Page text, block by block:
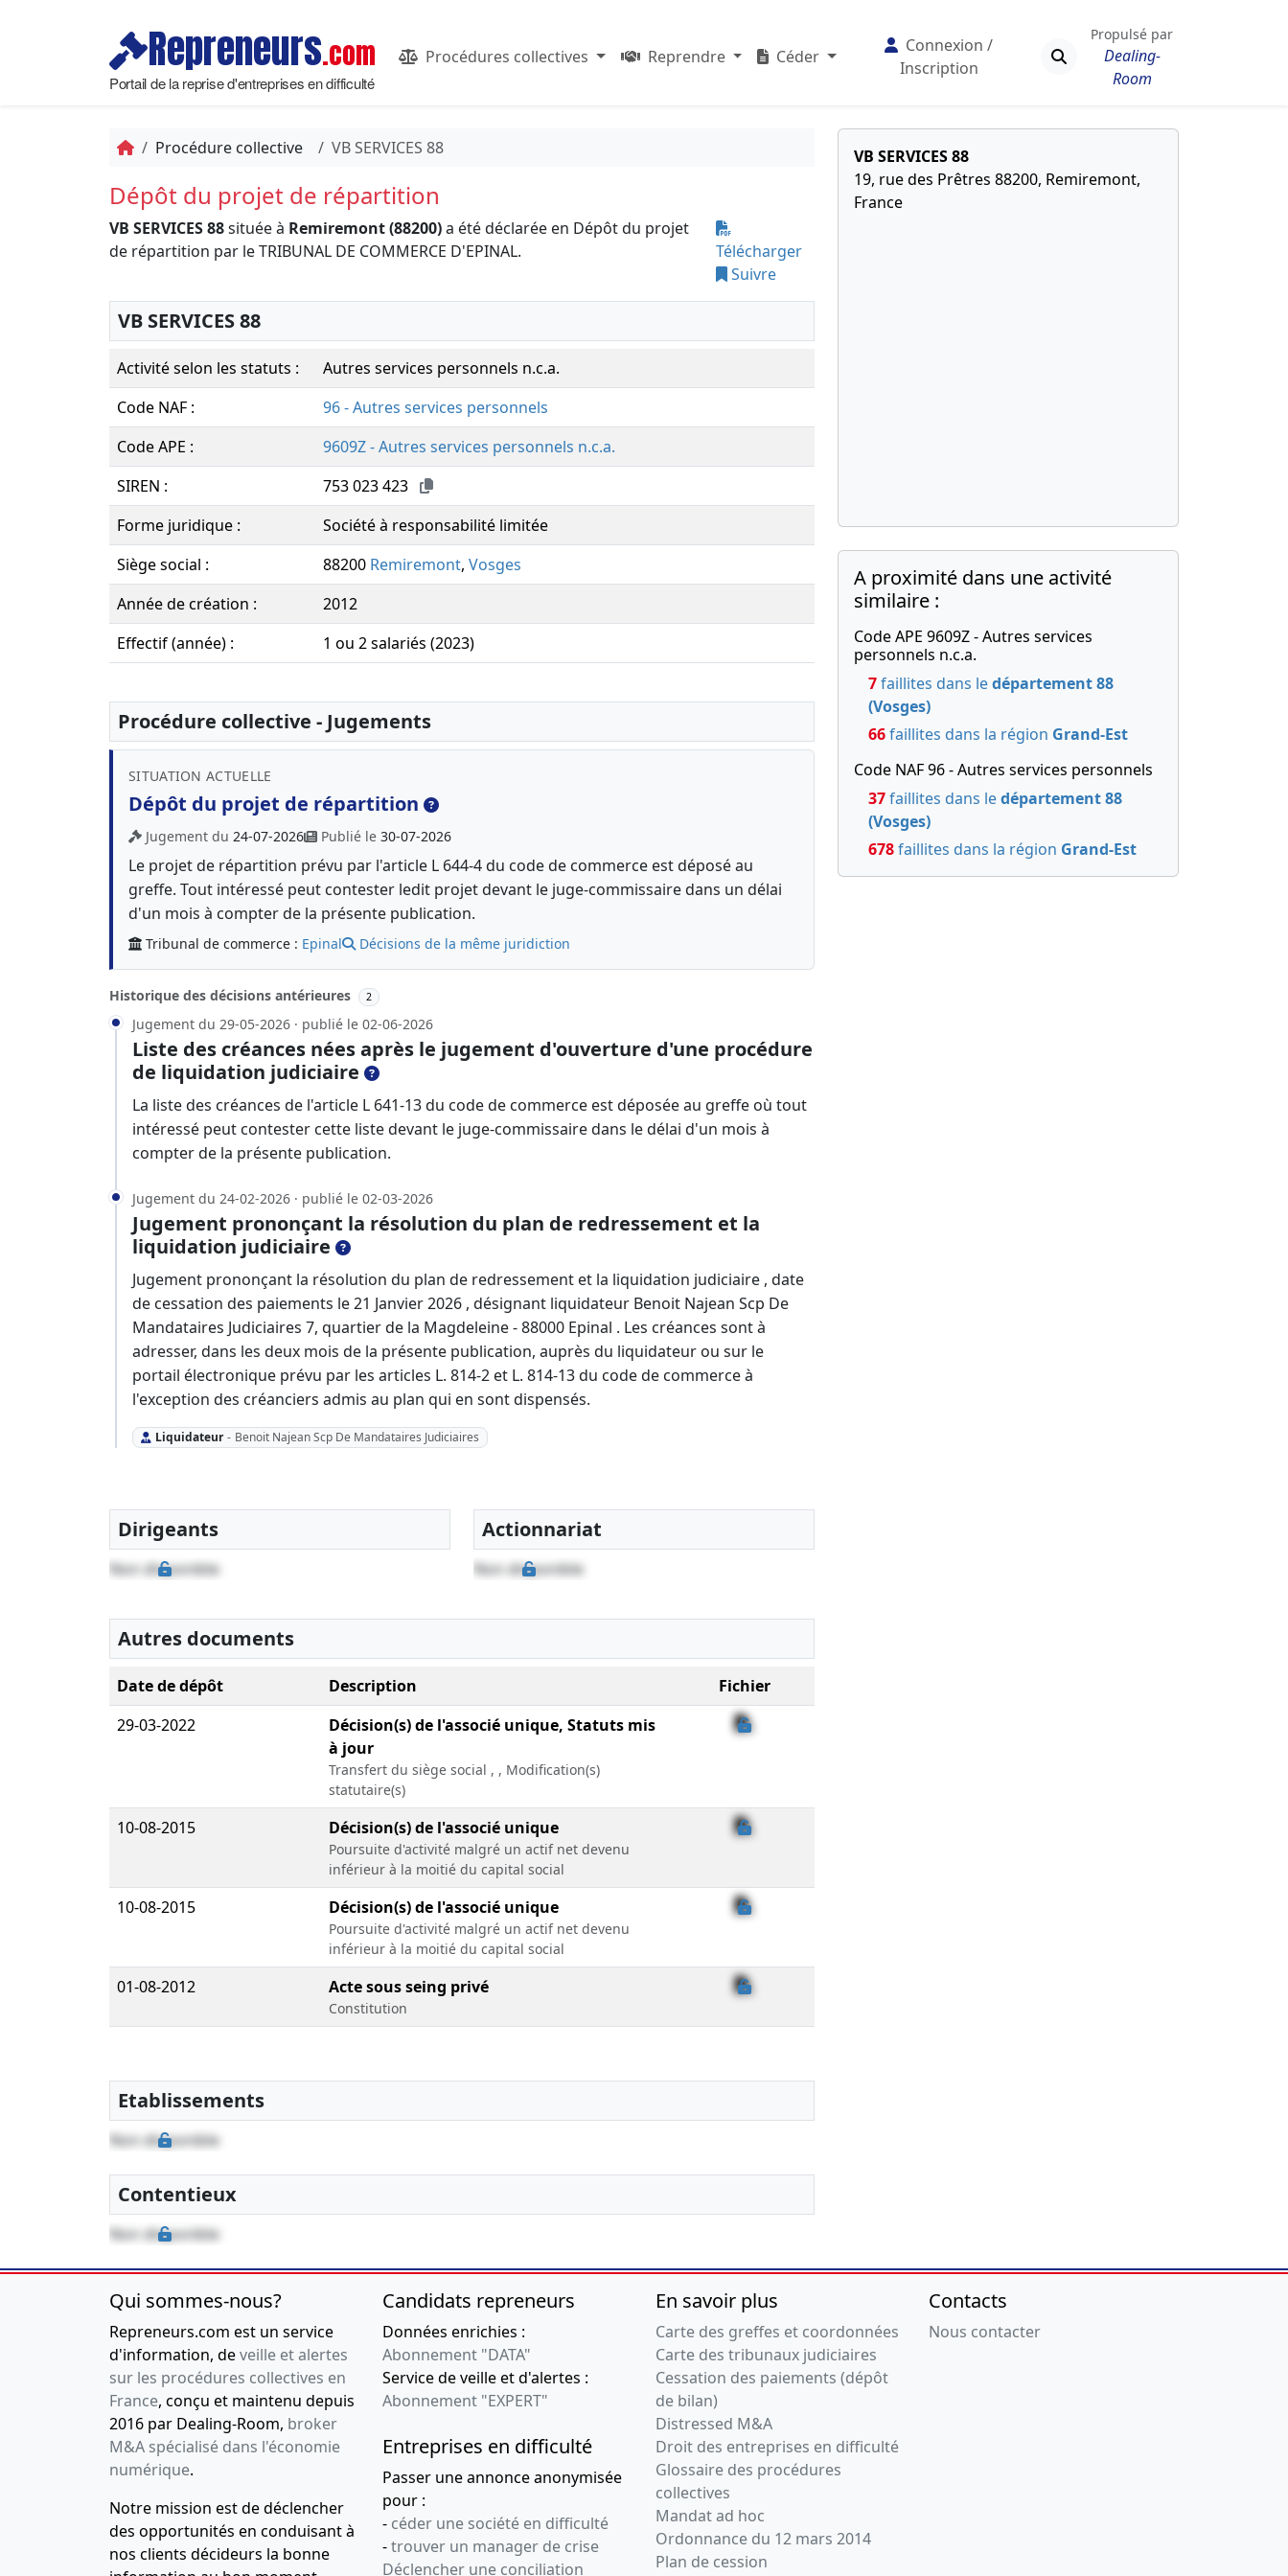
Repreneurs.com
Portail de la reprise d'entreprises en difficulté
Procédures collectives Reprendre Céder
Connexion /
Inscription
Propulsé par
Dealing-
Room
Procédure collective VB SERVICES 88
Dépôt du projet de répartition
VB SERVICES 88située à Remiremont (88200)a été déclarée en Dépôt du projet
de répartition par le TRIBUNAL DE COMMERCE D'EPINAL.
Télécharger
Suivre
VB SERVICES 88
Activité selon les statuts :
Autres services personnels n.c.a.
Code NAF :
96 - Autres services personnels
Code APE :
9609Z - Autres services personnels n.c.a.
SIREN :
753 023 423
Forme juridique :
Société à responsabilité limitée
Siège social :
88200 Remiremont, Vosges
Année de création :
2012
Effectif (année) :
1 ou 2 salariés (2023)
Procédure collective - Jugements
SITUATION ACTUELLE
Dépôt du projet de répartition
Jugement du 24-07-2026 Publié le 30-07-2026
Le projet de répartition prévu par l'article L 644-4 du code de commerce est déposé au
greffe. Tout intéressé peut contester ledit projet devant le juge-commissaire dans un délai
d'un mois à compter de la présente publication.
Tribunal de commerce : Epinal Décisions de la même juridiction
Historique des décisions antérieures 2
Jugement du 29-05-2026 · publié le 02-06-2026
Liste des créances nées après le jugement d'ouverture d'une procédure
de liquidation judiciaire
La liste des créances de l'article L 641-13 du code de commerce est déposée au greffe où tout
intéressé peut contester cette liste devant le juge-commissaire dans le délai d'un mois à
compter de la présente publication.
Jugement du 24-02-2026 · publié le 02-03-2026
Jugement prononçant la résolution du plan de redressement et la
liquidation judiciaire
Jugement prononçant la résolution du plan de redressement et la liquidation judiciaire , date
de cessation des paiements le 21 Janvier 2026 , désignant liquidateur Benoit Najean Scp De
Mandataires Judiciaires 7, quartier de la Magdeleine - 88000 Epinal . Les créances sont à
adresser, dans les deux mois de la présente publication, auprès du liquidateur ou sur le
portail électronique prévu par les articles L. 814-2 et L. 814-13 du code de commerce à
l'exception des créanciers admis au plan qui en sont dispensés.
Liquidateur - Benoit Najean Scp De Mandataires Judiciaires
Dirigeants
Non disponible
Actionnariat
Non disponible
Autres documents
Date de dépôt Description
Fichier
29-03-2022
Décision(s) de l'associé unique, Statuts mis
à jour
Transfert du siège social , , Modification(s)
statutaire(s)
10-08-2015 Décision(s) de l'associé unique
Poursuite d'activité malgré un actif net devenu
inférieur à la moitié du capital social
10-08-2015 Décision(s) de l'associé unique
Poursuite d'activité malgré un actif net devenu
inférieur à la moitié du capital social
01-08-2012 Acte sous seing privé
Constitution
Etablissements
Non disponible
Contentieux
Non disponible
VB SERVICES 88
19, rue des Prêtres 88200, Remiremont,
France
A proximité dans une activité
similaire :
Code APE 9609Z - Autres services
personnels n.c.a.
7faillites dans ledépartement 88
(Vosges)
66faillites dans la région Grand-Est
Code NAF 96 - Autres services personnels
37faillites dans ledépartement 88
(Vosges)
678faillites dans la région Grand-Est
Qui sommes-nous?
Repreneurs.com est un service
d'information, deveille et alertes
sur les procédures collectives en
France, conçu et maintenu depuis
2016 par Dealing-Room, broker
M&A spécialisé dans l'économie
numérique.
Notre mission est de déclencher
des opportunités en conduisant à
nos clients décideurs la bonne
Candidats repreneurs
Données enrichies :
Abonnement "DATA"
Service de veille et d'alertes :
Abonnement "EXPERT"
Entreprises en difficulté
Passer une annonce anonymisée
pour :
- céder une société en difficulté
-trouver un manager de crise
Déclencher une conciliation
En savoir plus
Carte des greffes et coordonnées
Carte des tribunaux judiciaires
Cessation des paiements (dépôt
de bilan)
Distressed M&A
Droit des entreprises en difficulté
Glossaire des procédures
collectives
Mandat ad hoc
Ordonnance du 12 mars 2014
Plan de cession
Contacts
Nous contacter